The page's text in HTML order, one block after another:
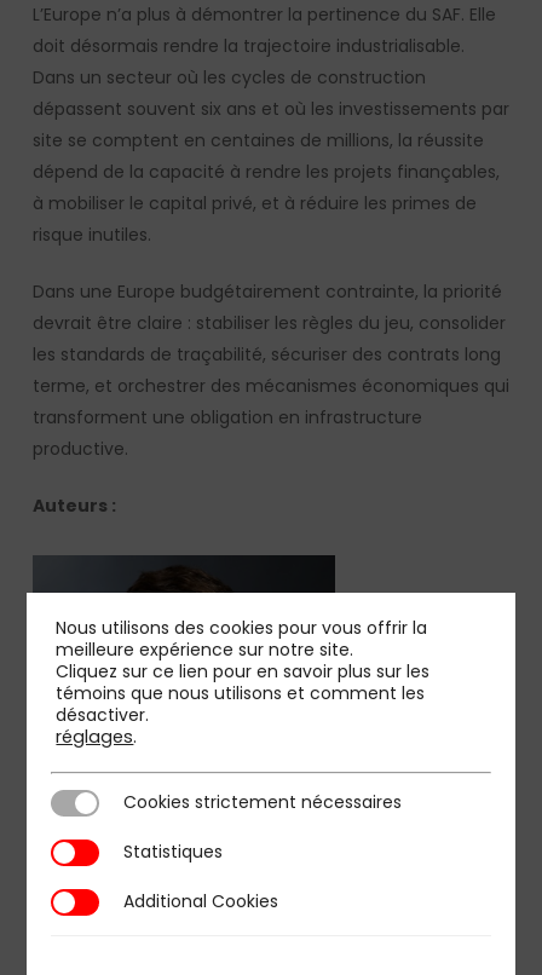
L’Europe n’a plus à démontrer la pertinence du SAF. Elle
doit désormais rendre la trajectoire industrialisable.
Dans un secteur où les cycles de construction
dépassent souvent six ans et où les investissements par
site se comptent en centaines de millions, la réussite
dépend de la capacité à rendre les projets finançables,
à mobiliser le capital privé, et à réduire les primes de
risque inutiles.
Dans une Europe budgétairement contrainte, la priorité
devrait être claire : stabiliser les règles du jeu, consolider
les standards de traçabilité, sécuriser des contrats long
terme, et orchestrer des mécanismes économiques qui
transforment une obligation en infrastructure
productive.
Auteurs :
Sébastien Charbonnel, Associate Partner chez PMP
Nous utilisons des cookies pour vous offrir la
meilleure expérience sur notre site.
Cliquez sur ce lien pour en savoir plus sur les
témoins que nous utilisons et comment les
désactiver.
réglages.
Cookies strictement nécessaires
Cookies strictement nécessaires
StatistiquesStatistiques
Additional Cookies
Additional Cookies